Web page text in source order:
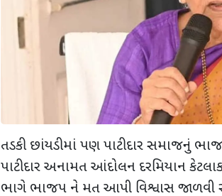
તડકી છાંયડીમાં પણ પાટીદાર સમાજનું
પાટીદાર અનામત આંદોલન દરમિયાન
ભાગે ભાજપ ને મત આપી વિશ્વાસ જાળવી